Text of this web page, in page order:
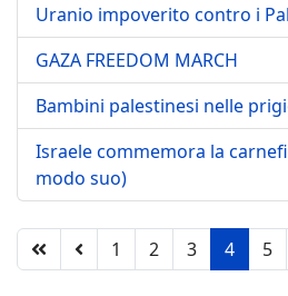
Uranio impoverito contro i
GAZA FREEDOM MARCH
Bambini palestinesi nelle
Israele commemora la
modo suo)
1 2 3 4 5